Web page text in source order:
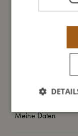
Daraus bin ich
Meine Daten